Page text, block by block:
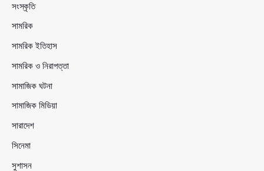
সংস্কৃতি
সামরিক
সামরিক ইতিহাস
সামরিক ও নিরাপত্তা
সামাজিক ঘটনা
সামাজিক মিডিয়া
সারাদেশ
সিনেমা
সুশাসন